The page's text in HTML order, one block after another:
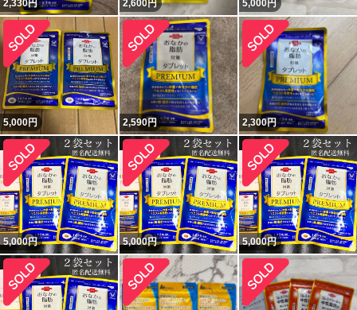
2,330円 2,600円 5,000円
5,000円 2,590円 2,300円
5,000円 5,000円 5,000円